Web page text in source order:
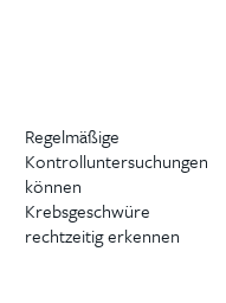
Regelmäßige
Kontrolluntersuchungen
können
Krebsgeschwüre
rechtzeitig erkennen